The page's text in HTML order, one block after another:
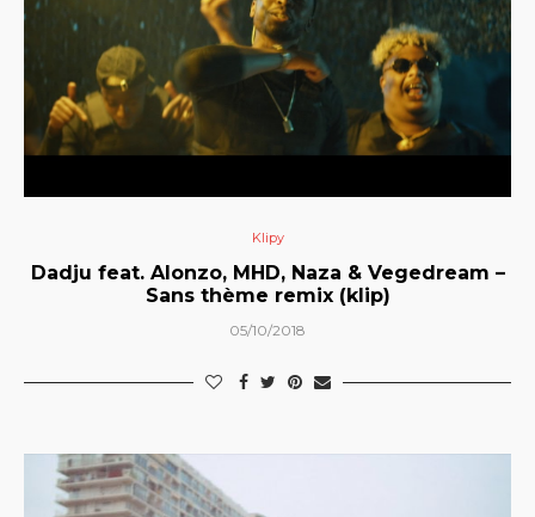
Klipy
Dadju feat. Alonzo, MHD, Naza & Vegedream –
Sans thème remix (klip)
05/10/2018